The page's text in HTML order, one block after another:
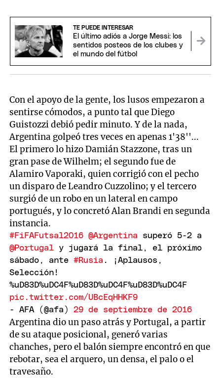
TE PUEDE INTERESAR
El último adiós a Jorge Messi: los
sentidos posteos de los clubes y
el mundo del fútbol
Con el apoyo de la gente, los lusos empezaron a
sentirse cómodos, a punto tal que Diego
Guistozzi debió pedir minuto. Y de la nada,
Argentina golpeó tres veces en apenas 1'38''...
El primero lo hizo Damián Stazzone, tras un
gran pase de Wilhelm; el segundo fue de
Alamiro Vaporaki, quien corrigió con el pecho
un disparo de Leandro Cuzzolino; y el tercero
surgió de un robo en un lateral en campo
portugués, y lo concretó Alan Brandi en segunda
instancia.
#FiFAFutsal2016 @Argentina superó 5-2 a
@Portugal y jugará la final, el próximo
sábado, ante#Rusia . ¡Aplausos,
Selección!
%uD83D%uDC4F%uD83D%uDC4F%uD83D%uDC4F
pic.twitter.com/UBcEqHHKF9
- AFA (@afa)29 de septiembre de 2016
Argentina dio un paso atrás y Portugal, a partir
de su ataque posicional, generó varias
chanches, pero el balón siempre encontró en que
rebotar, sea el arquero, un densa, el palo o el
travesaño.